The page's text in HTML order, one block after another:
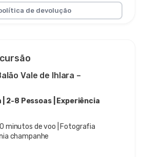
de devolução
Vale de Ihlara –
2-8 Pessoas | Experiência
minutos de voo | Fotografia
champanhe